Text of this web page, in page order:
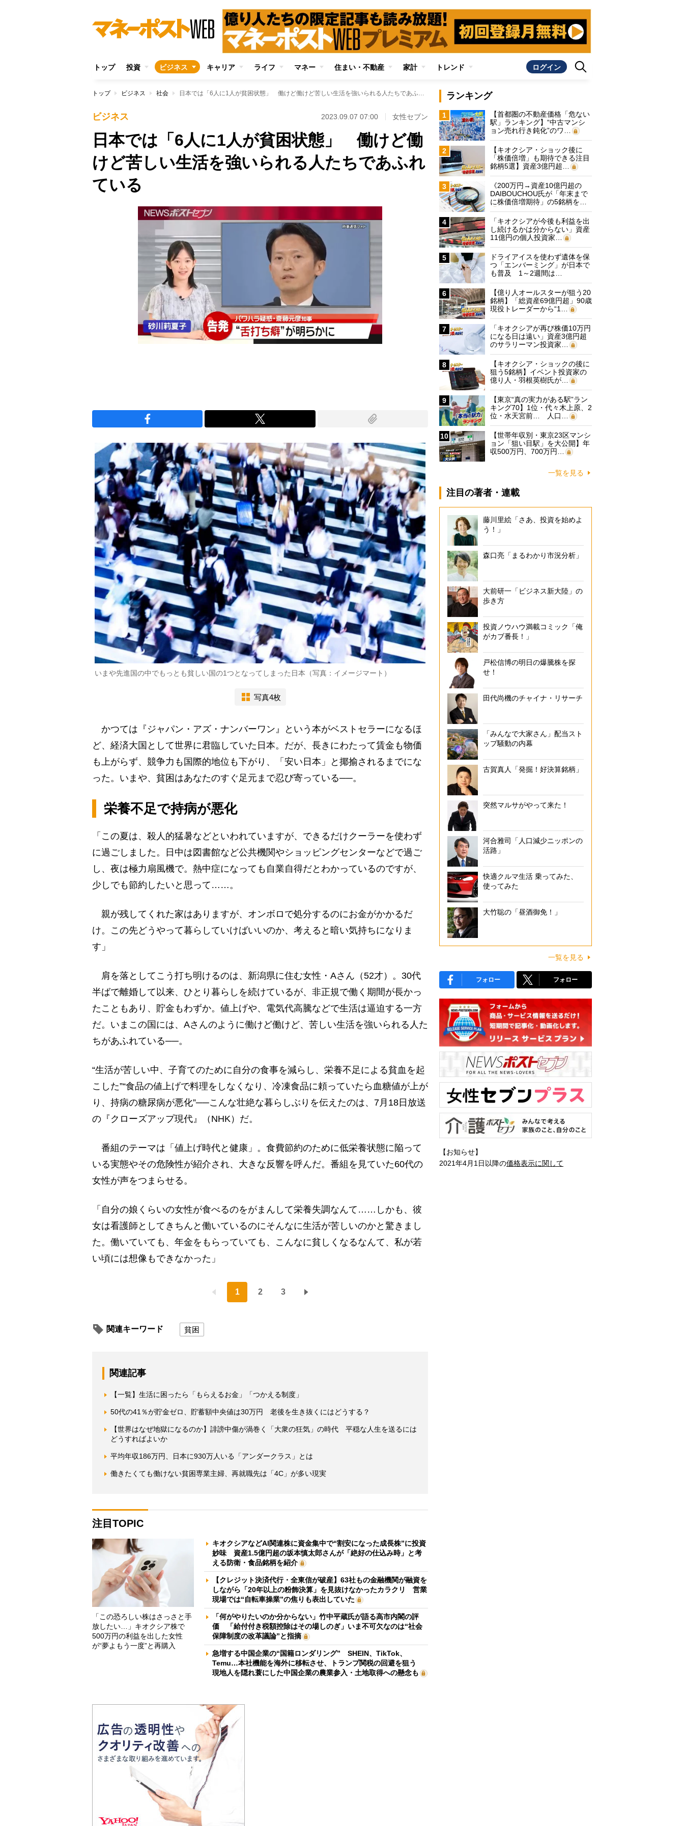
トップ 投資 ビジネス キャリア ライフ マネー 住まい・不動産 家計 トレンド ログイン
トップ ビジネス 社会 日本では「6人に1人が貧困状態」 働けど働けど苦しい生活を強いられる人たちであふれている
ビジネス 2023.09.07 07:00 女性セブン
日本では「6人に1人が貧困状態」 働けど働
けど苦しい生活を強いられる人たちであふれ
ている
いまや先進国の中でもっとも貧しい国の1つとなってしまった日本（写真：イメージマート）
写真4枚
かつては『ジャパン・アズ・ナンバーワン』という本がベストセラーになるほ
ど、経済大国として世界に君臨していた日本。だが、長きにわたって賃金も物価
も上がらず、競争力も国際的地位も下がり、「安い日本」と揶揄されるまでにな
った。いまや、貧困はあなたのすぐ足元まで忍び寄っている──。
栄養不足で持病が悪化
「この夏は、殺人的猛暑などといわれていますが、できるだけクーラーを使わず
に過ごしました。日中は図書館など公共機関やショッピングセンターなどで過ご
し、夜は極力扇風機で。熱中症になっても自業自得だとわかっているのですが、
少しでも節約したいと思って……。
親が残してくれた家はありますが、オンボロで処分するのにお金がかかるだ
け。この先どうやって暮らしていけばいいのか、考えると暗い気持ちになりま
す」
肩を落としてこう打ち明けるのは、新潟県に住む女性・Aさん（52才）。30代
半ばで離婚して以来、ひとり暮らしを続けているが、非正規で働く期間が長かっ
たこともあり、貯金もわずか。値上げや、電気代高騰などで生活は逼迫する一方
だ。いまこの国には、Aさんのように働けど働けど、苦しい生活を強いられる人た
ちがあふれている──。
“生活が苦しい中、子育てのために自分の食事を減らし、栄養不足による貧血を起
こした”“食品の値上げで料理をしなくなり、冷凍食品に頼っていたら血糖値が上が
り、持病の糖尿病が悪化”──こんな壮絶な暮らしぶりを伝えたのは、7月18日放送
の『クローズアップ現代』（NHK）だ。
番組のテーマは「値上げ時代と健康」。食費節約のために低栄養状態に陥って
いる実態やその危険性が紹介され、大きな反響を呼んだ。番組を見ていた60代の
女性が声をつまらせる。
「自分の娘くらいの女性が食べるのをがまんして栄養失調なんて……しかも、彼
女は看護師としてきちんと働いているのにそんなに生活が苦しいのかと驚きまし
た。働いていても、年金をもらっていても、こんなに貧しくなるなんて、私が若
い頃には想像もできなかった」
1 2 3
関連キーワード 貧困
関連記事
【一覧】生活に困ったら「もらえるお金」「つかえる制度」
50代の41％が貯金ゼロ、貯蓄額中央値は30万円 老後を生き抜くにはどうする？
【世界はなぜ地獄になるのか】誹謗中傷が渦巻く「大衆の狂気」の時代 平穏な人生を送るには
どうすればよいか
平均年収186万円、日本に930万人いる「アンダークラス」とは
働きたくても働けない貧困専業主婦、再就職先は「4C」が多い現実
注目TOPIC
「この恐ろしい株はさっさと手
放したい…」キオクシア株で
500万円の利益を出した女性
が“夢よもう一度”と再購入
キオクシアなどAI関連株に資金集中で“割安になった成長株”に投資
妙味 資産1.5億円超の坂本慎太郎さんが「絶好の仕込み時」と考
える防衛・食品銘柄を紹介
【クレジット決済代行・全東信が破産】63社もの金融機関が融資を
しながら「20年以上の粉飾決算」を見抜けなかったカラクリ 営業
現場では“自転車操業”の焦りも表出していた
「何がやりたいのか分からない」竹中平蔵氏が語る高市内閣の評
価 「給付付き税額控除はその場しのぎ」いま不可欠なのは“社会
保障制度の改革議論”と指摘
急増する中国企業の“国籍ロンダリング” SHEIN、TikTok、
Temu…本社機能を海外に移転させ、トランプ関税の回避を狙う
現地人を隠れ蓑にした中国企業の農業参入・土地取得への懸念も
ランキング
1
【首都圏の不動産価格「危ない
駅」ランキング】“中古マンシ
ョン売れ行き鈍化”のワ…
2
【キオクシア・ショック後に
「株価倍増」も期待できる注目
銘柄5選】資産3億円超…
3
《200万円→資産10億円超の
DAIBOUCHOU氏が「年末まで
に株価倍増期待」の5銘柄を…
4
「キオクシアが今後も利益を出
し続けるかは分からない」資産
11億円の個人投資家…
5
ドライアイスを使わず遺体を保
つ「エンバーミング」が日本で
も普及 1～2週間は…
6
【億り人オールスターが狙う20
銘柄】「総資産69億円超」90歳
現役トレーダーから“1…
7
「キオクシアが再び株価10万円
になる日は遠い」資産3億円超
のサラリーマン投資家…
8
【キオクシア・ショックの後に
狙う5銘柄】イベント投資家の
億り人・羽根英樹氏が…
9
【東京“真の実力がある駅”ラン
キング70】1位・代々木上原、2
位・水天宮前… 人口…
10
【世帯年収別・東京23区マンシ
ョン「狙い目駅」を大公開】年
収500万円、700万円…
一覧を見る
注目の著者・連載
藤川里絵「さあ、投資を始めよ
う！」
森口亮「まるわかり市況分析」
大前研一「ビジネス新大陸」の
歩き方
投資ノウハウ満載コミック「俺
がカブ番長！」
戸松信博の明日の爆騰株を探
せ！
田代尚機のチャイナ・リサーチ
「みんなで大家さん」配当スト
ップ騒動の内幕
古賀真人「発掘！好決算銘柄」
突然マルサがやって来た！
河合雅司「人口減少ニッポンの
活路」
快適クルマ生活 乗ってみた、
使ってみた
大竹聡の「昼酒御免！」
一覧を見る
フォロー フォロー
【お知らせ】
2021年4月1日以降の価格表示に関して